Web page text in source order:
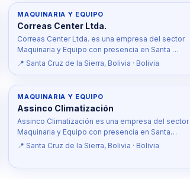
MAQUINARIA Y EQUIPO
Correas Center Ltda.
Correas Center Ltda. es una empresa del sector
Maquinaria y Equipo con presencia en Santa …
📍 Santa Cruz de la Sierra, Bolivia · Bolivia
MAQUINARIA Y EQUIPO
Assinco Climatización
Assinco Climatización es una empresa del sector
Maquinaria y Equipo con presencia en Santa…
📍 Santa Cruz de la Sierra, Bolivia · Bolivia